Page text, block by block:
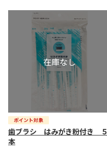
歯ブラシ はみがき粉付き ５
本